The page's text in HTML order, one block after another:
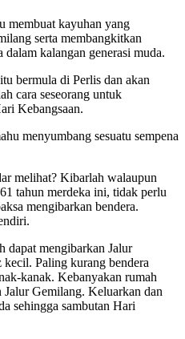
membuat kayuhan yang
serta membangkitkan
dalam kalangan generasi muda.
bermula di Perlis dan akan
cara seseorang untuk
Kebangsaan.
menyumbang sesuatu sempena
melihat? Kibarlah walaupun
tahun merdeka ini, tidak perlu
mengibarkan bendera.
dapat mengibarkan Jalur
Paling kurang bendera
kanak. Kebanyakan rumah
Jalur Gemilang. Keluarkan dan
sehingga sambutan Hari